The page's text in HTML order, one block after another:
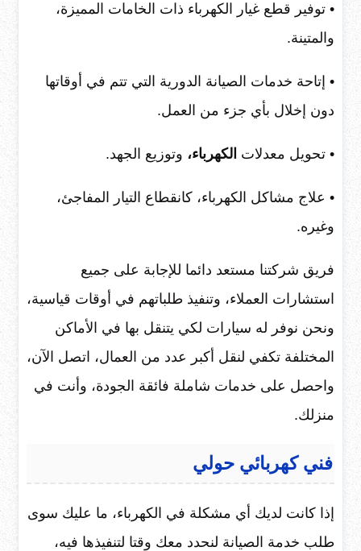
• توفير قطع غيار الكهرباء ذات الخامات المميزة،
والمتينة.
• إتاحة خدمات الصيانة الدورية التي تتم في أوقاتها
دون إخلال بأي جزء من العمل.
• تحويل معدلات الكهرباء، وتوزيع الجهد.
• علاج مشاكل الكهرباء، كانقطاع التيار المفاجئ،
وغيره.
فريق شركتنا مستعد دائما للإجابة على جميع
استشارات العملاء، وتنفيذ طلباتهم في أوقات قياسية،
ونحن نوفر له سيارات لكي يتنقل بها في الأماكن
المختلفة تكفي لنقل أكبر عدد من العمال، اتصل الآن،
واحصل على خدمات شاملة فائقة الجودة، وأنت في
منزلك.
فني كهربائي حولي
إذا كانت لديك أي مشكلة في الكهرباء، ما عليك سوى
طلب خدمة الصيانة لنحدد معك وقتا لتنفيذها فيه،